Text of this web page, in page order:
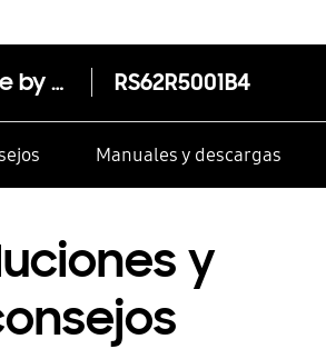
Heladera Side by Side con All Around Cooling, 647L RS62R5001B4
Manuales y descargas
y